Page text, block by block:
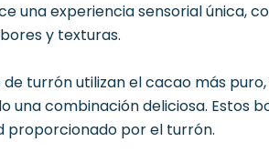
una experiencia sensorial única,
y texturas.
turrón utilizan el cacao más
una combinación deliciosa. Estos
proporcionado por el turrón.